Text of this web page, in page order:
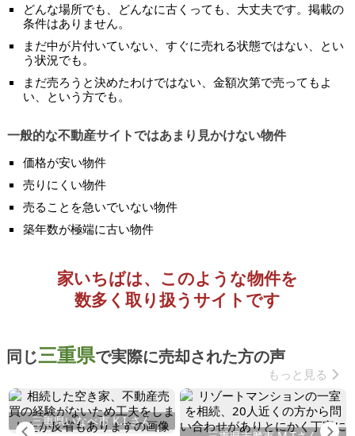
どんな場所でも、どんなに古くっても、大丈夫です。掲載の
条件はありません。
まだ中が片付いていない、すぐに売れる状態ではない、とい
う状況でも。
まだ売ろうと決めたわけではない、金額次第で売ってもよ
い、という方でも。
一般的な不動産サイトではあまり見かけない物件
価格が安い物件
売りにくい物件
売ることを急いでいない物件
築年数が極端に古い物件
家いちばは、このような物件を
数多く取り扱うサイトです
同じ三重県で実際に売却された方の声
もっと見る
Previous
三重県いなべ市 K.I.さん